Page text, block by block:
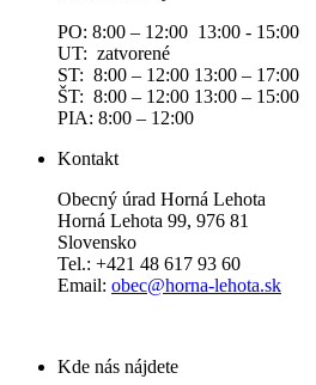
PO: 8:00 – 12:00 13:00 - 15:00
UT: zatvorené
ST: 8:00 – 12:00 13:00 – 17:00
ŠT: 8:00 – 12:00 13:00 – 15:00
PIA: 8:00 – 12:00
Kontakt
Obecný úrad Horná Lehota
Horná Lehota 99, 976 81
Slovensko
Tel.: +421 48 617 93 60
Email: obec@horna-lehota.sk
Kde nás nájdete